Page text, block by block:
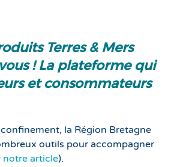
Terres & Mers
! La plateforme qui
et consommateurs
la Région Bretagne
outils pour accompagner
notre article).